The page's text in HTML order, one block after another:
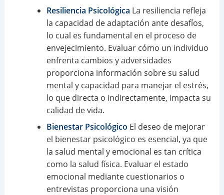
Resiliencia Psicológica La resiliencia refleja
la capacidad de adaptación ante desafíos,
lo cual es fundamental en el proceso de
envejecimiento. Evaluar cómo un individuo
enfrenta cambios y adversidades
proporciona información sobre su salud
mental y capacidad para manejar el estrés,
lo que directa o indirectamente, impacta su
calidad de vida.
Bienestar Psicológico El deseo de mejorar
el bienestar psicológico es esencial, ya que
la salud mental y emocional es tan crítica
como la salud física. Evaluar el estado
emocional mediante cuestionarios o
entrevistas proporciona una visión